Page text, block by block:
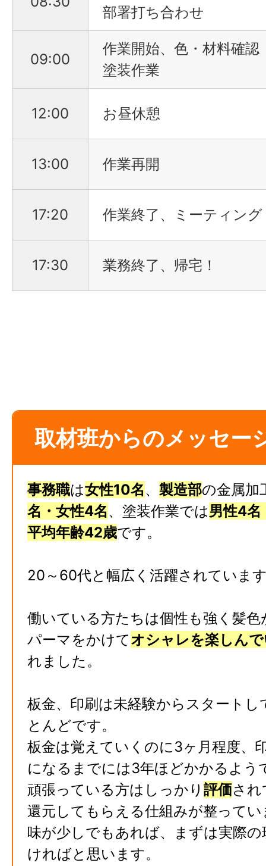
部署打ち合わせ
09:00
作業開始、色・材料確認
塗装作業
12:00 お昼休憩
13:00 作業再開
17:20 作業終了、ミーティング
17:30 業務終了、帰宅！
取材班からのメッセー
事務職は女性10名、 製造部の金属加
名・女性4名、塗装作業では男性4名
平均年齢42歳です。
20～60代と幅広く活躍されていま
働いている方たちは個性も強く髪色
パーマをかけてオシャレを楽しん
れました。
板金、印刷は未経験からスタートし
とんどです。
板金は覚えていくのに3ヶ月程度、
になるまでには3年ほどかかるよう
頑張っている方はしっかり 評価され
還元してもらえる仕組みが整って
味が少しでもあれば、まずは実際
ければと思います。